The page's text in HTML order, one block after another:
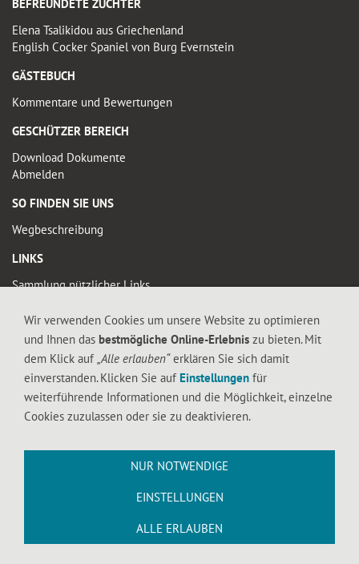
BEFREUNDETE ZÜCHTER
Elena Tsalikidou aus Griechenland
English Cocker Spaniel von Burg Evernstein
GÄSTEBUCH
Kommentare und Bewertungen
GESCHÜTZER BEREICH
Download Dokumente
Abmelden
SO FINDEN SIE UNS
Wegbeschreibung
LINKS
Sammlung nützlicher Links
© 2019 FALTIGE-HERZEN
Diese Seite enthält urheberrechtlich geschütztes Material. Die durch die
Seitenbetreiber erstellten Inhalte und Werke auf diesen Seiten unterliegen dem
deutschen Urheberrecht. Die Vervielfältigung, Bearbeitung, Verbreitung und jede
Art der Verwertung außerhalb der Grenzen des Urheberrechtes bedürfen der
schriftlichen Zustimmung des jeweiligen Autors bzw. Erstellers. Downloads und
gestattet.
Wir verwenden Cookies um unsere Website zu optimieren
und Ihnen das bestmögliche Online-Erlebnis zu bieten. Mit
dem Klick auf „Alle erlauben“erklären Sie sich damit
einverstanden. Klicken Sie auf Einstellungen für
weiterführende Informationen und die Möglichkeit, einzelne
Cookies zuzulassen oder sie zu deaktivieren.
NUR NOTWENDIGE
EINSTELLUNGEN
ALLE ERLAUBEN